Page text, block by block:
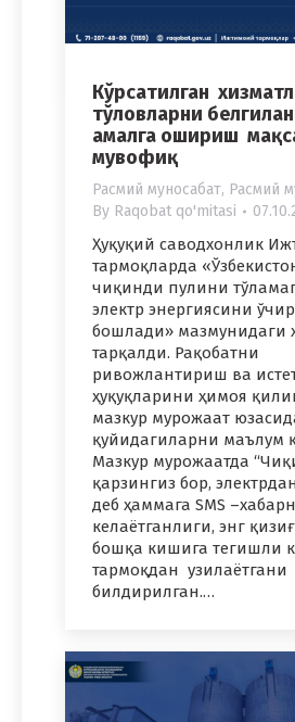
Кўрсатилган
тўловларни
амалга ошириш
мувофиқ
Расмий муносабат, Расмий
By Raqobat qo'mitasi
Ҳуқуқий саводхонлик
тармоқларда
чиқинди пулини
электр энергиясини
бошлади» мазмунидаги
тарқалди. Рақобатни
ривожлантириш ва
ҳуқуқларини ҳимоя
мазкур мурожаат
қуйидагиларни маълум
Мазкур мурожаатда
қарзингиз бор,
деб ҳаммага SMS
келаётганлиги, энг
бошқа кишига тегишли
тармоқдан узилаётгани
билдирилган.…